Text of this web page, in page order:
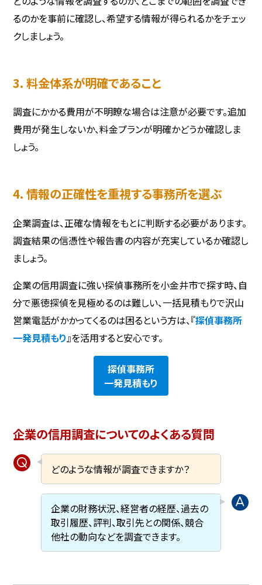
るのかを事前に確認し、希望する情報が得られるかをチェッ
クしましょう。
3. 料金体系が明確であること
調査にかかる費用が不明瞭な場合は注意が必要です。追加
費用が発生しないか、料金プランが明確かどうか確認しま
しょう。
4. 情報の正確性を重視する事務所を選ぶ
企業調査は、正確な情報をもとに判断する必要があります。
調査結果の信憑性や報告書の内容が充実しているか確認し
ましょう。
企業の信用調査に強い探偵事務所を小金井市で探す時、自
分で悪徳探偵を見極めるのは難しい、一括見積もりで沢山
営業電話がかかってくるのは困るという方は、『探偵事務所
一発見積もり 』を活用すると安心です。
探偵事務所
一発見積もり
企業の信用調査についてのよくある質問
どのような情報が調査できますか？
企業の財務状況、経営者の経歴、過去の
取引履歴、評判、取引先との関係、競合
他社の動向などを調査できます。